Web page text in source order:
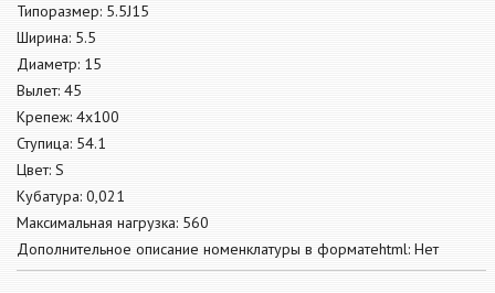
Типоразмер: 5.5J15
Ширина: 5.5
Диаметр: 15
Вылет: 45
Крепеж: 4x100
Ступица: 54.1
Цвет: S
Кубатура: 0,021
Максимальная нагрузка: 560
Дополнительное описание номенклатуры в форматеhtml: Нет